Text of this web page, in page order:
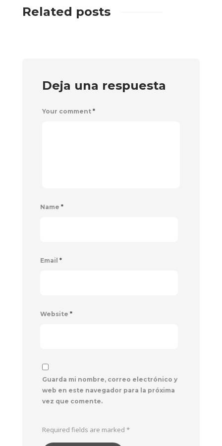
Related posts
Deja una respuesta
Your comment *
Name *
Email *
Website *
Guarda mi nombre, correo electrónico y
web en este navegador para la próxima
vez que comente.
Required fields are marked *